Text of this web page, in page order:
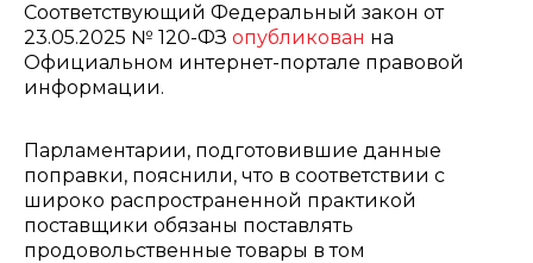
Соответствующий Федеральный закон от
23.05.2025 № 120-ФЗ опубликован на
Официальном интернет-портале правовой
информации.
Парламентарии, подготовившие данные
поправки, пояснили, что в соответствии с
широко распространенной практикой
поставщики обязаны поставлять
продовольственные товары в том